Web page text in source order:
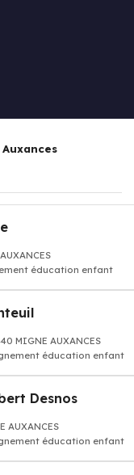
Auxances
éducation enfant
MIGNE AUXANCES
éducation enfant
Desnos
AUXANCES
éducation enfant